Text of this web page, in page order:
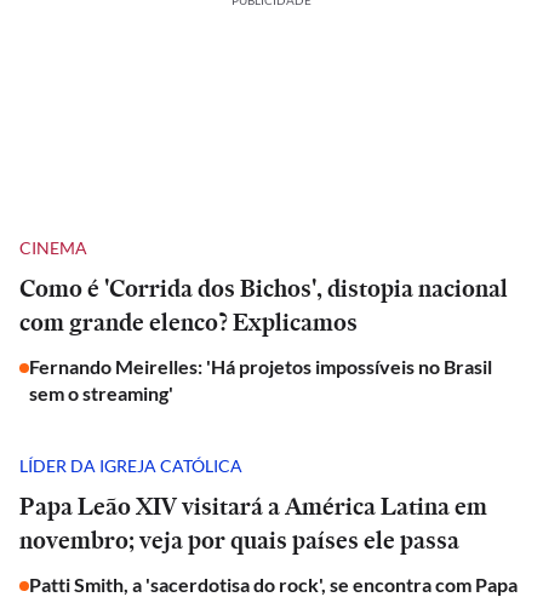
CINEMA
Como é 'Corrida dos Bichos', distopia nacional
com grande elenco? Explicamos
Fernando Meirelles: 'Há projetos impossíveis no Brasil
sem o streaming'
LÍDER DA IGREJA CATÓLICA
Papa Leão XIV visitará a América Latina em
novembro; veja por quais países ele passa
Patti Smith, a 'sacerdotisa do rock', se encontra com Papa